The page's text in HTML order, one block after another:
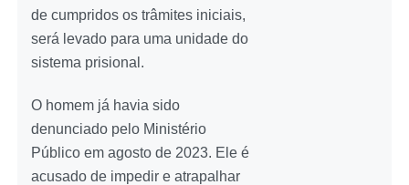
de cumpridos os trâmites iniciais,
será levado para uma unidade do
sistema prisional.
O homem já havia sido
denunciado pelo Ministério
Público em agosto de 2023. Ele é
acusado de impedir e atrapalhar